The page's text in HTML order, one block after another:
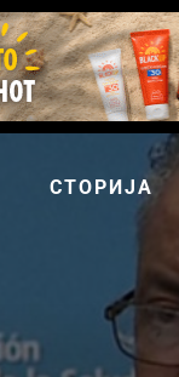
СТОРИЈА